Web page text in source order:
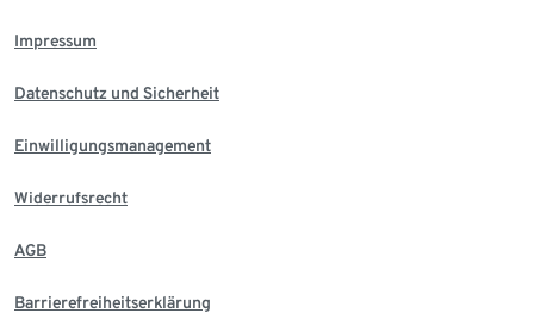
Impressum
Datenschutz und Sicherheit
Einwilligungsmanagement
Widerrufsrecht
AGB
Barrierefreiheitserklärung